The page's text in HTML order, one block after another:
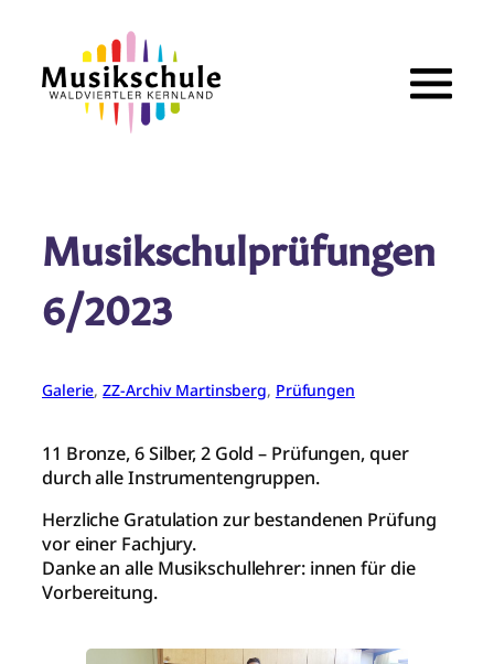
springen
Musikschulprüfungen
6/2023
Galerie, ZZ-Archiv Martinsberg, Prüfungen
11 Bronze, 6 Silber, 2 Gold – Prüfungen, quer
durch alle Instrumentengruppen.
Herzliche Gratulation zur bestandenen Prüfung
vor einer Fachjury.
Danke an alle Musikschullehrer: innen für die
Vorbereitung.